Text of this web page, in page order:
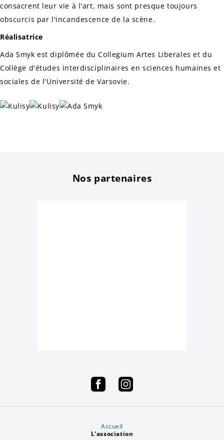
consacrent leur vie à l'art, mais sont presque toujours
obscurcis par l'incandescence de la scène.
Réalisatrice
Ada Smyk est diplômée du Collegium Artes Liberales et du
Collège d'études interdisciplinairesen sciences humaines et
sociales de l'Université de Varsovie.
Nos partenaires
Accueil
L'association